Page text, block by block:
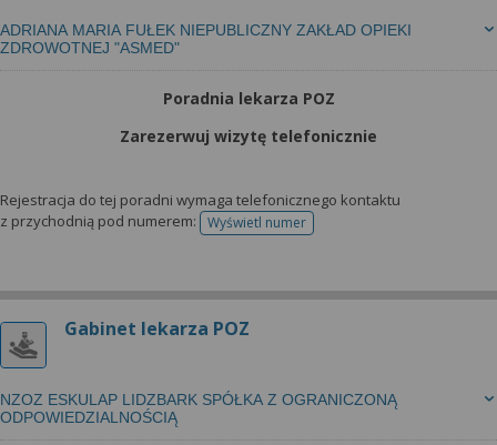
ADRIANA MARIA FUŁEK NIEPUBLICZNY ZAKŁAD OPIEKI
ZDROWOTNEJ "ASMED"
Poradnia lekarza POZ
Zarezerwuj wizytę telefonicznie
Rejestracja do tej poradni wymaga telefonicznego kontaktu
z przychodnią pod numerem:
Wyświetl numertelefonu do rejestracji
Gabinet lekarza POZ
NZOZ ESKULAP LIDZBARK SPÓŁKA Z OGRANICZONĄ
ODPOWIEDZIALNOŚCIĄ